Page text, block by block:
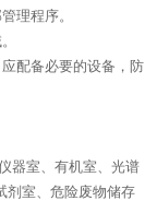
理程序。
配备必要的设备，防
器室、有机室、光谱
剂室、危险废物储存